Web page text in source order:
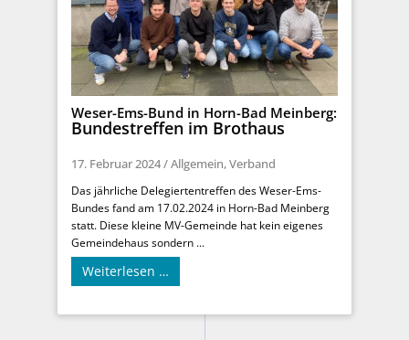
Weser-Ems-Bund in Horn-Bad Meinberg:
Bundestreffen im Brothaus
17. Februar 2024/Allgemein,Verband
Das jährliche Delegiertentreffen des Weser-Ems-
Bundes fand am 17.02.2024 in Horn-Bad Meinberg
statt. Diese kleine MV-Gemeinde hat kein eigenes
Gemeindehaus sondern ...
Weiterlesen …